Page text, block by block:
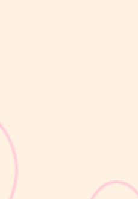
yang dimulai sejak bayi lahir
seperti sebelum hamil. Selama
mengalami berbagai perubahan,